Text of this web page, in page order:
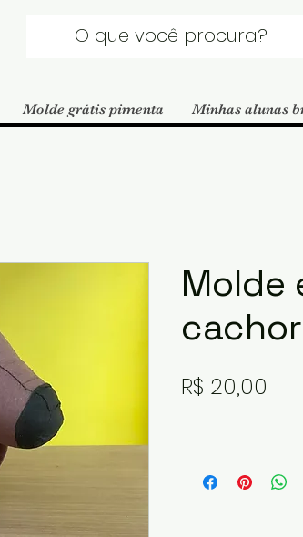
Molde grátis pimenta Minhas alunas
Molde
R$ 20,00